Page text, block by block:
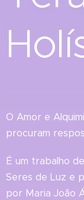
H
O Amor e
procuram
É um trabalho
Seres de Luz e
por Maria João